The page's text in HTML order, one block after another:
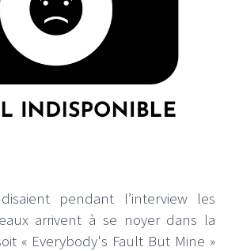
pendant l’interview les
arrivent à se noyer dans la
« Everybody's Fault But Mine »